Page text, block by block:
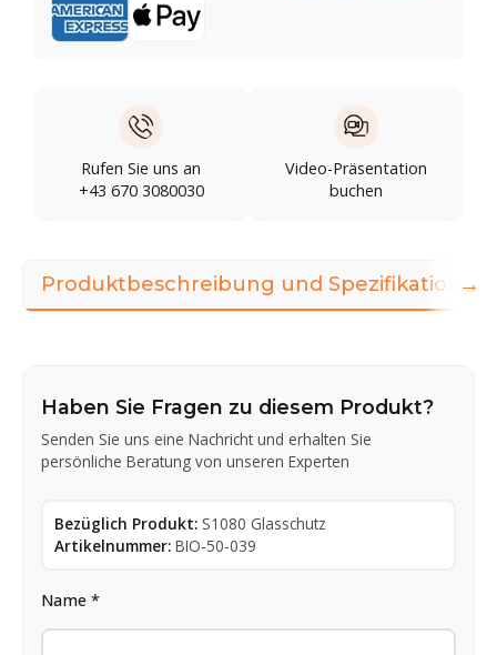
Rufen Sie uns an
+43 670 3080030
Video-Präsentation
buchen
Produktbeschreibung und Spezifikationen
Haben Sie Fragen zu diesem Produkt?
Senden Sie uns eine Nachricht und erhalten Sie
persönliche Beratung von unseren Experten
Bezüglich Produkt: S1080 Glasschutz
Artikelnummer: BIO-50-039
Name *
→